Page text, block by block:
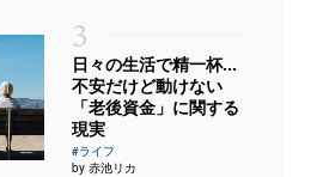
3
日々の生活で精一杯…
不安だけど動けない
「老後資金」に関する
現実
#ライフ
by 赤池リカ